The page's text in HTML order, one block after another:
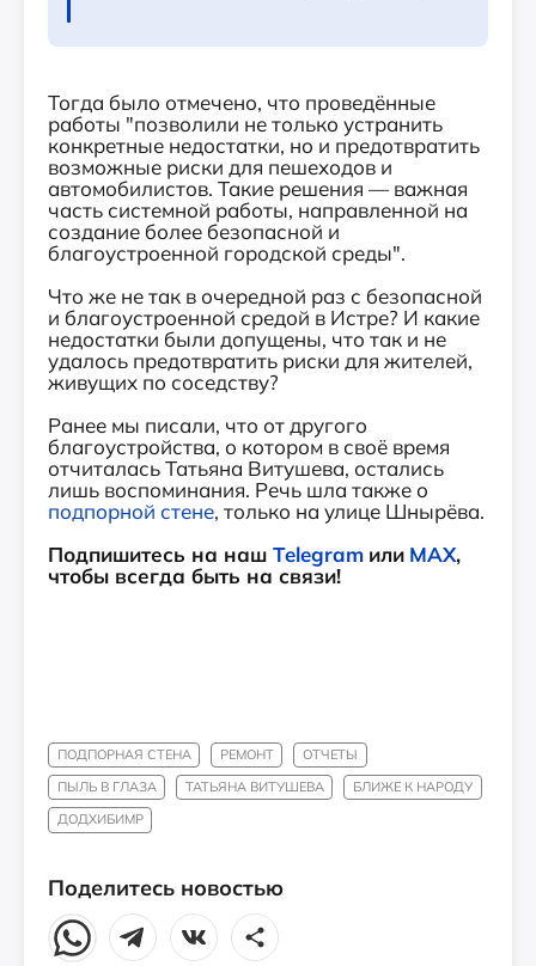
Тогда было отмечено, что проведённые
работы "позволили не только устранить
конкретные недостатки, но и предотвратить
возможные риски для пешеходов и
автомобилистов. Такие решения — важная
часть системной работы, направленной на
создание более безопасной и
благоустроенной городской среды".
Что же не так в очередной раз с безопасной
и благоустроенной средой в Истре? И какие
недостатки были допущены, что так и не
удалось предотвратить риски для жителей,
живущих по соседству?
Ранее мы писали, что от другого
благоустройства, о котором в своё время
отчиталась Татьяна Витушева, остались
лишь воспоминания. Речь шла также о
подпорной стене, только на улице Шнырёва.
Подпишитесь на наш Telegram или MAX,
чтобы всегда быть на связи!
ПОДПОРНАЯ СТЕНА РЕМОНТ
ОТЧЕТЫ
ПЫЛЬ В ГЛАЗА
ТАТЬЯНА ВИТУШЕВА
БЛИЖЕ К НАРОДУ
ДОДХИБИМР
Поделитесь новостью